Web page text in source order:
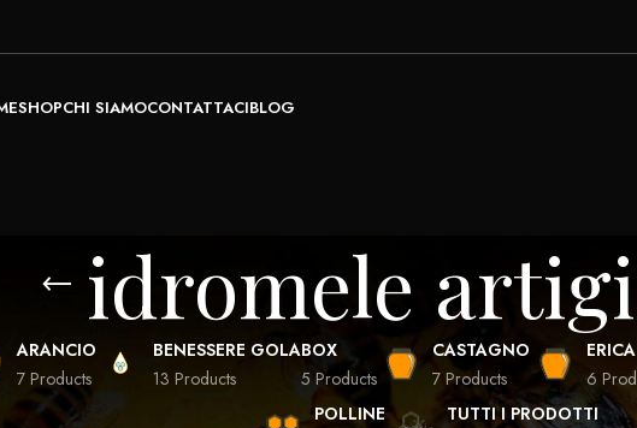
SHOPCHI SIAMOCONTATTACIBLOG
idromele
ARANCIO
7 Products
BENESSERE GOLA
13 Products
BOX
5 Products
CASTAGNO
7 Products
ERICA
6
POLLINE
TUTTI I PRODOTTI